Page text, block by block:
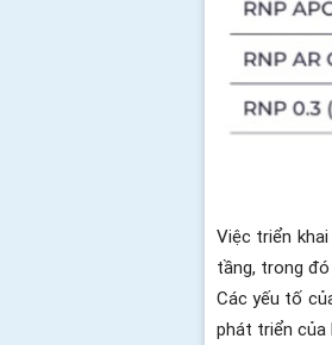
Việc triển
tầng, trong
Các yếu tố
phát triển của